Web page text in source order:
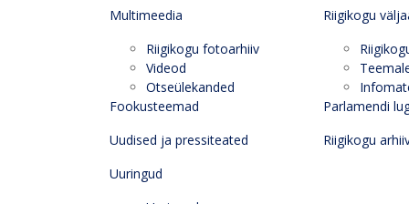
Multimeedia
Riigikogu fotoarhiiv
Videod
Otseülekanded
Fookusteemad
Uudised ja pressiteated
Uuringud
Riigikogu
Parlamendi
Riigikogu